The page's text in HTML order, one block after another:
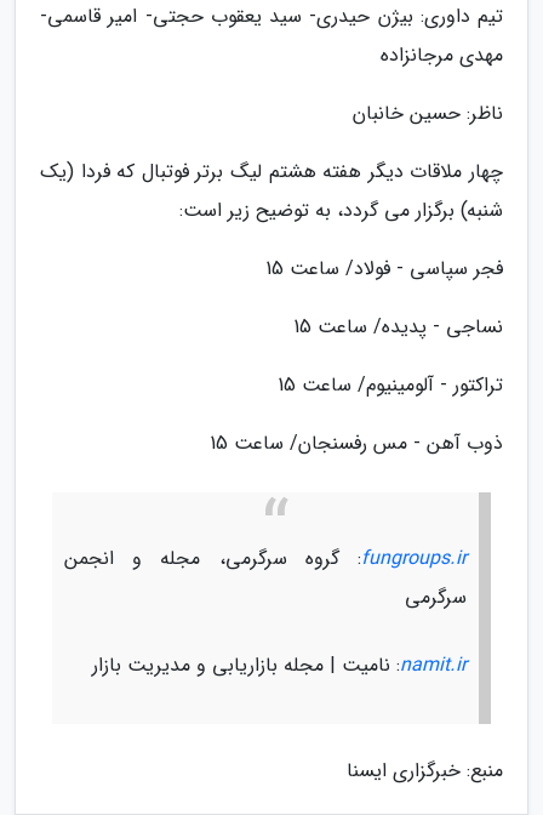
تیم داوری: بیژن حیدری- سید یعقوب حجتی- امیر قاسمی-
مهدی مرجانزاده
ناظر: حسین خانبان
چهار ملاقات دیگر هفته هشتم لیگ برتر فوتبال که فردا (یک
شنبه) برگزار می گردد، به توضیح زیر است:
فجر سپاسی - فولاد/ ساعت 15
نساجی - پدیده/ ساعت 15
تراکتور - آلومینیوم/ ساعت 15
ذوب آهن - مس رفسنجان/ ساعت 15
fungroups.ir: گروه سرگرمی، مجله و انجمن
سرگرمی
namit.ir: نامیت | مجله بازاریابی و مدیریت بازار
منبع: خبرگزاری ایسنا